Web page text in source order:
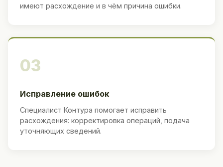
имеют расхождение и в чём причина ошибки.
03
Исправление ошибок
Специалист Контура помогает исправить
расхождения: корректировка операций, подача
уточняющих сведений.